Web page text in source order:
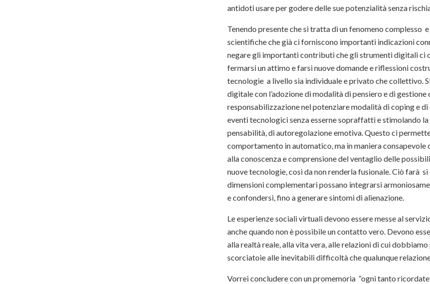
antidoti usare per godere delle sue potenzialità senza
Tenendo presente che si tratta di un fenomeno complesso
scientifiche che già ci forniscono importanti indicazioni
negare gli importanti contributi che gli strumenti digitali ci
fermarsi un attimo e farsi nuove domande e riflessioni
tecnologie a livello sia individuale e privato che collettivo.
digitale con l’adozione di modalità di pensiero e di
responsabilizzazione nel potenziare modalità di coping e
eventi tecnologici senza esserne sopraffatti e stimolando
pensabilità, di autoregolazione emotiva. Questo ci
comportamento in automatico, ma in maniera
alla conoscenza e comprensione del ventaglio delle
nuove tecnologie, così da non renderla fusionale. Ciò farà
dimensioni complementari possano integrarsi
e confondersi, fino a generare sintomi di alienazione.
Le esperienze sociali virtuali devono essere messe al
anche quando non è possibile un contatto vero. Devono
alla realtà reale, alla vita vera, alle relazioni di cui
scorciatoie alle inevitabili difficoltà che qualunque
Vorrei concludere con un promemoria “ogni tanto